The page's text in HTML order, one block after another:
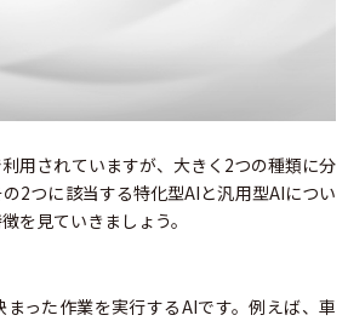
用されていますが、大きく2つの種類に分
2つに該当する特化型AIと汎用型AIについ
を見ていきましょう。
った作業を実行するAIです。例えば、車